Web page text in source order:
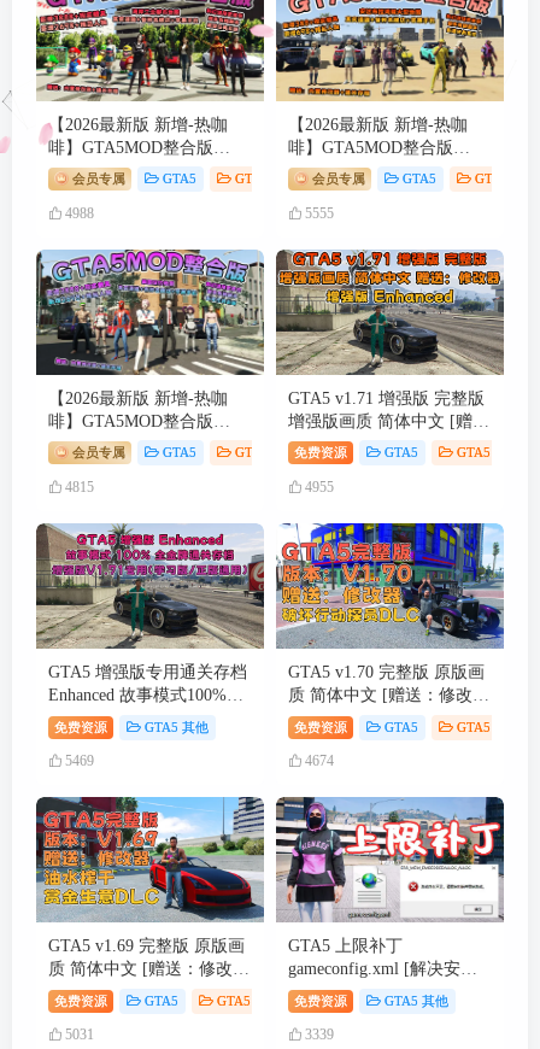
系统 [赠送：修改器 运行库
无限金币 通关存档]【140
GB】
系统 [赠送：修改器 运行库
无限金币 通关存档]【244
GB】
【2026最新版 新增-热咖
啡】GTA5MOD整合版
V1.70 真实画质 新增
3888+现实载具 新增
2698+精品人物 湾岸工业都
店+苹果手机 科幻混搭武器
包 超多有趣脚本 新增任务
系统 [赠送：修改器 运行库
无限金币 通关存档]【241
GB】
会员专属 GTA5 GTA5 游戏 动作冒险
4988
【2026最新版 新增-热咖
啡】GTA5MOD整合版
V1.70 真实画质 新增
388+现实载具 新增698+精
品人物 安达布拉湾城大型
+苹果手机 科幻混搭武器包
超多有趣脚本 新增任务系
统 [赠送：修改器 运行库
无限金币 通关存档]【137
GB】
会员专属 GTA5 GTA5 游戏
5555
【2026最新版 新增-热咖
啡】GTA5MOD整合版
V1.70 真实画质 新增
3888+现实载具 新增
2698+精品人物 美国纽约地
+苹果手机 科幻混搭武器包
超多有趣脚本 新增任务系
统 [赠送：修改器 运行库
无限金币 通关存档]【241
GB】
会员专属 GTA5 GTA5 游戏 动作冒险
4815
GTA5 v1.71 增强版 完整版
增强版画质 简体中文 [赠
送：修改器 运行库 无限金
币 通关存档] 增强版
Enhanced【94.5GB】
免费资源 GTA5 GTA5 游戏
4955
GTA5 增强版专用通关存档
Enhanced 故事模式100%全
金牌通关存档 V1.71专用
免费资源 GTA5 其他
5469
GTA5 v1.70 完整版 原版画
质 简体中文 [赠送：修改器
运行库 无限金币 通关存档]
破坏行动探员
DLC【115GB】
免费资源 GTA5 GTA5 游戏
4674
GTA5 v1.69 完整版 原版画
质 简体中文 [赠送：修改器
运行库 无限金币 通关存档]
油水榨干赏金生意
DLC【114GB】
免费资源 GTA5 GTA5 游戏
5031
GTA5 上限补丁
gameconfig.xml [解决安装
模组 MOD 闪退问题] 合集
【永久更新贴，欢迎大家收
藏】
免费资源 GTA5 其他
3339